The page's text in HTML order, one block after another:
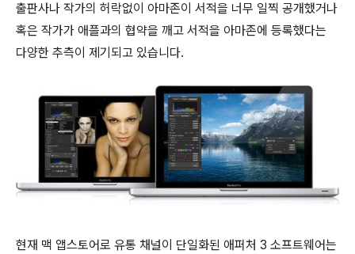
출판사나 작가의 허락없이 아마존이 서적을 너무 일찍 공개했거나
혹은 작가가 애플과의 협약을 깨고 서적을 아마존에 등록했다는
다양한 추측이 제기되고 있습니다.
현재 맥 앱스토어로 유통 채널이 단일화된 애퍼처 3 소프트웨어는